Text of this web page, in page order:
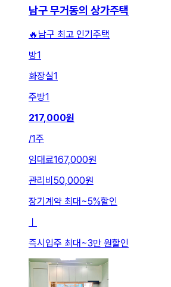
남구 무거동의 상가주택
🔥남구 최고 인기주택
방1
화장실1
주방1
217,000원
/1주
임대료167,000원
관리비 50,000원
장기계약 최대~5%할인
ㅣ
즉시입주 최대~3만 원할인